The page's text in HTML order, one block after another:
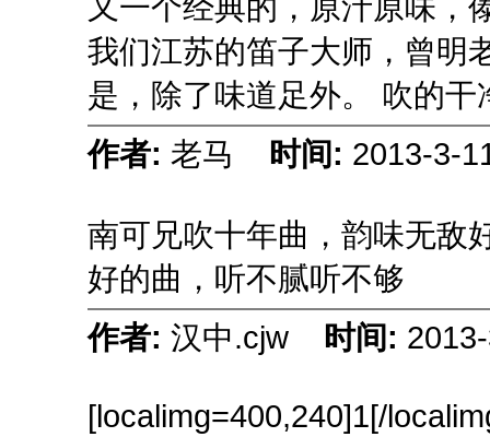
我们江苏的笛子大师，曾明
是，除了味道足外。 吹的干
作者: 老马 时间: 2013-3-
南可兄吹十年曲，韵味无敌
好的曲，听不腻听不够
作者: 汉中.cjw 时间:
[localimg=400,240]1[/